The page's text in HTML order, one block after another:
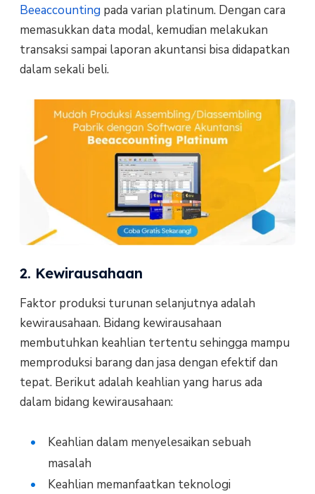
Beeaccounting pada varian platinum. Dengan cara
memasukkan data modal, kemudian melakukan
transaksi sampai laporan akuntansi bisa didapatkan
dalam sekali beli.
2. Kewirausahaan
Faktor produksi turunan selanjutnya adalah
kewirausahaan. Bidang kewirausahaan
membutuhkan keahlian tertentu sehingga mampu
memproduksi barang dan jasa dengan efektif dan
tepat. Berikut adalah keahlian yang harus ada
dalam bidang kewirausahaan:
Keahlian dalam menyelesaikan sebuah
masalah
Keahlian memanfaatkan teknologi